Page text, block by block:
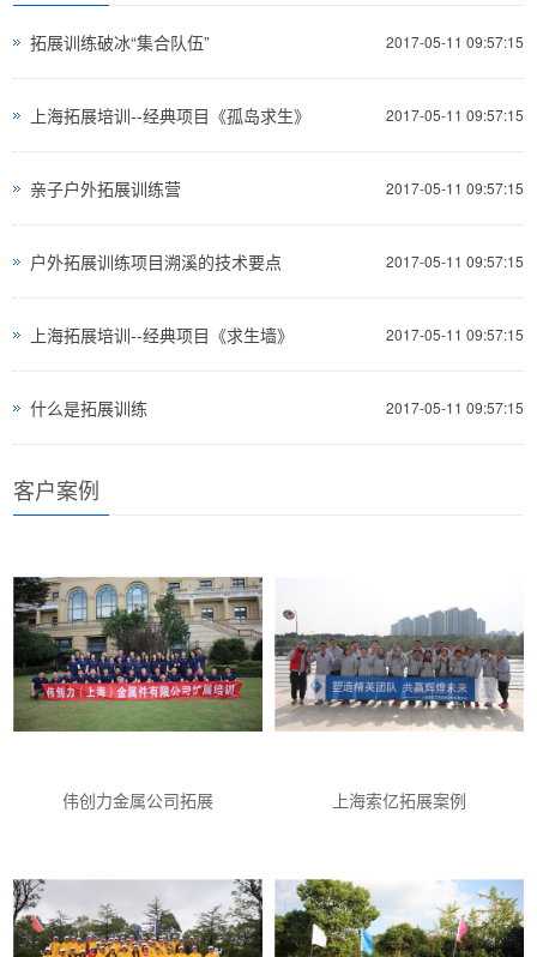
2017-05-11 09:57:15
拓展训练破冰“集合队伍”
2017-05-11 09:57:15
上海拓展培训--经典项目《孤岛求生》
2017-05-11 09:57:15
亲子户外拓展训练营
2017-05-11 09:57:15
户外拓展训练项目溯溪的技术要点
2017-05-11 09:57:15
上海拓展培训--经典项目《求生墙》
2017-05-11 09:57:15
什么是拓展训练
客户案例
伟创力金属公司拓展 上海索亿拓展案例